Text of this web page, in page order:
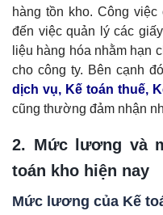
hàng tồn kho. Công
đến việc quản lý các
liệu hàng hóa nhằm hạn
cho công ty. Bên cạnh đó
dịch vụ, Kế toán thuế,
cũng thường đảm nhận
2. Mức lương và
toán kho hiện nay
Mức lương của Kế